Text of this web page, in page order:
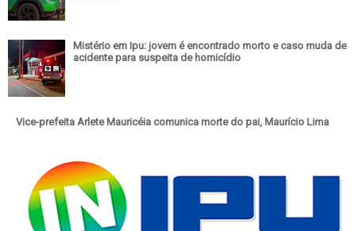
Mistério em Ipu: jovem é encontrado morto e caso muda de
acidente para suspeita de homicídio
Vice-prefeita Arlete Mauricéia comunica morte do pai, Maurício Lima